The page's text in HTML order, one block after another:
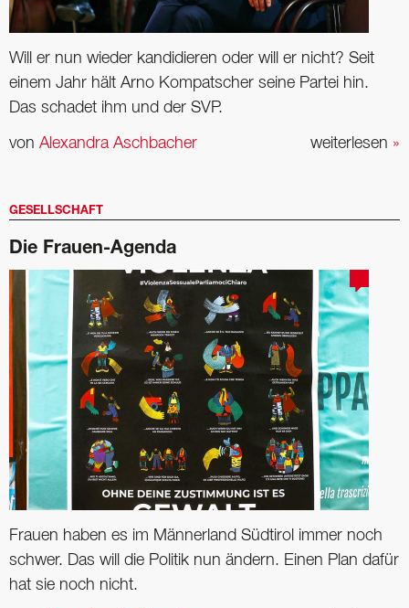
Will er nun wieder kandidieren oder will er nicht? Seit
einem Jahr hält Arno ­Kompatscher seine ­Partei hin.
Das schadet ihm und der SVP.
weiterlesen »
von Alexandra Aschbacher
GESELLSCHAFT
Die Frauen-Agenda
Frauen haben es im Männerland Südtirol immer noch
schwer. Das will die Politik nun ändern. Einen Plan dafür
hat sie noch nicht.